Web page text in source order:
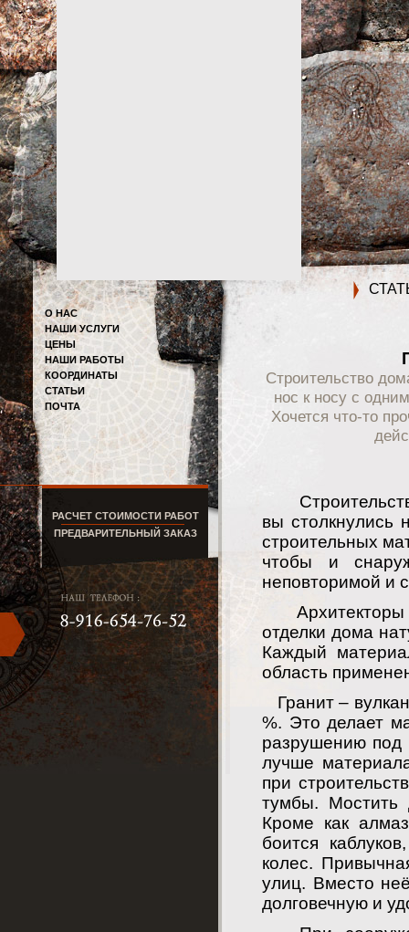
О НАС
НАШИ УСЛУГИ
ЦЕНЫ
НАШИ РАБОТЫ
КООРДИНАТЫ
СТАТЬИ
ПОЧТА
РАСЧЕТ СТОИМОСТИ РАБОТ
ПРЕДВАРИТЕЛЬНЫЙ ЗАКАЗ
Строительство
нос к носу с
Хочется что-то
вы столкнулись
строительных
чтобы и
неповторимой и
Архитекторы
отделки дома
Каждый
область
Гранит –
%. Это делает
разрушению под
лучше
при
тумбы. Мостить
Кроме как
боится
колес.
улиц. Вместо
долговечную и